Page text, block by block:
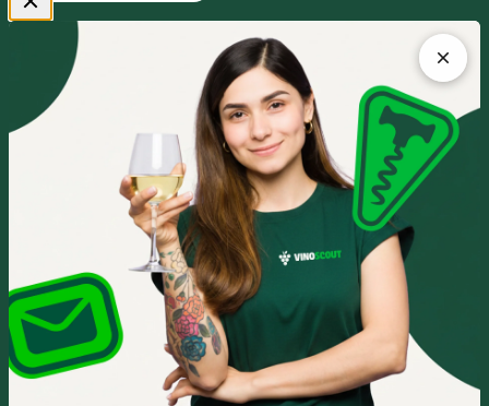
FLAGSHIPSTORE
Albert-Einstein-Ring 24
14532 Kleinmachnow bei Berlin
Im Europarc Dreilinden
030 - 585 84 59 0
Mo.- Fr. 10:00 - 19:00 Uhr
Sa. 10:00 - 16:00 Uhr
Anfahrtsbeschreibung